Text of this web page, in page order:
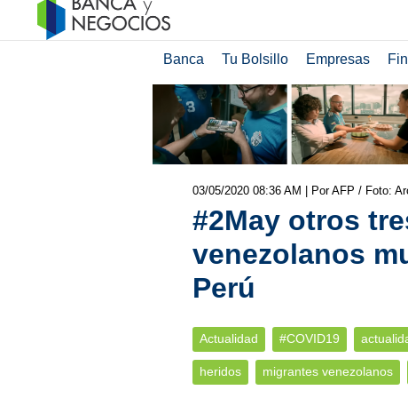
Banca Tu Bolsillo Empresas
03/05/2020 08:36 AM | Por AFP / Foto:
#2May otros
venezolanos
Perú
Actualidad #COVID19
heridos migrantes venezolanos